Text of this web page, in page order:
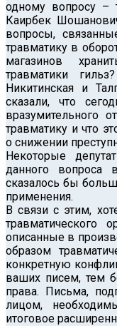
одному вопросу –
Каирбек
вопросы,
травматику в
магазинов
травматики
Никитинская и
сказали, что
вразумительного
травматику и что
о снижении
Некоторые
данного вопроса
сказалось бы
применения.
В связи с этим,
травматического
описанные в
образом
конкретную
ваших писем, тем
права. Письма,
лицом,
итоговое